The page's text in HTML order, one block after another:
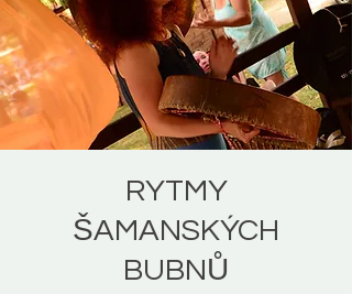
RYTMY
ŠAMANSKÝCH
BUBNŮ